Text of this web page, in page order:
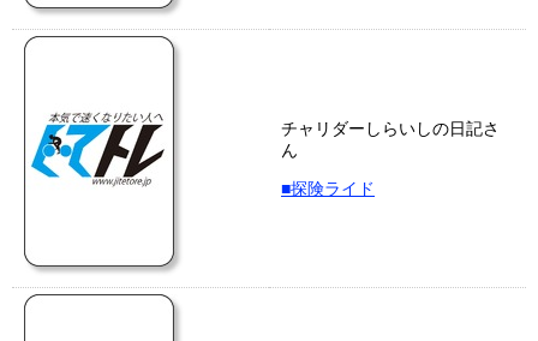
チャリダーしらいしの日記さ
ん
■探険ライド